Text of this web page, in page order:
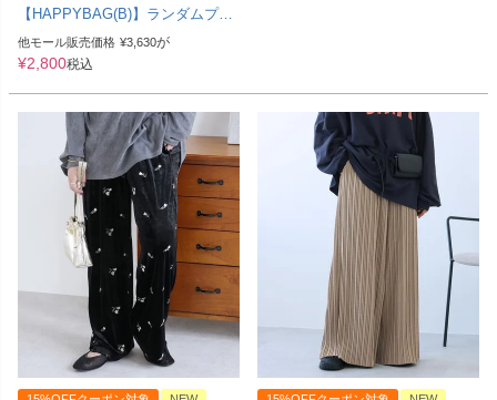
【HAPPYBAG(B)】ランダムプリ
(y2696) メール便発送10
他モール販売価格 ¥3,630が
¥2,800税込